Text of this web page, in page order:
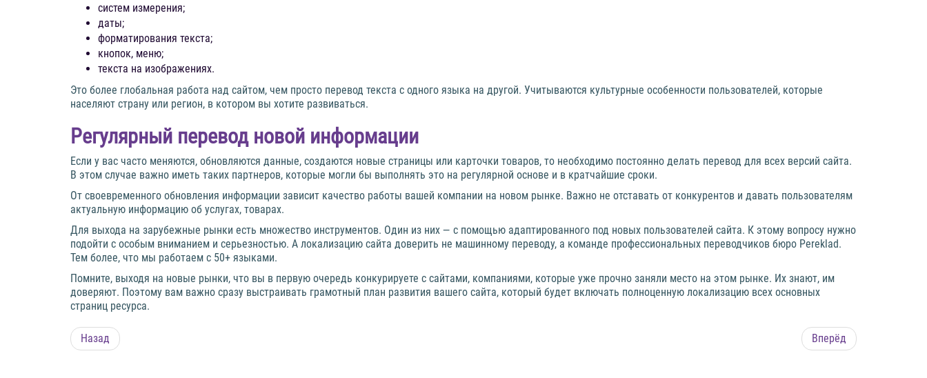
систем измерения;
даты;
форматирования текста;
кнопок, меню;
текста на изображениях.
Это более глобальная работа над сайтом, чем просто перевод текста с одного языка на другой. Учитываются культурные особенности пользователей, которые
населяют страну или регион, в котором вы хотите развиваться.
Регулярный перевод новой информации
Если у вас часто меняются, обновляются данные, создаются новые страницы или карточки товаров, то необходимо постоянно делать перевод для всех версий сайта.
В этом случае важно иметь таких партнеров, которые могли бы выполнять это на регулярной основе и в кратчайшие сроки.
От своевременного обновления информации зависит качество работы вашей компании на новом рынке. Важно не отставать от конкурентов и давать пользователям
актуальную информацию об услугах, товарах.
Для выхода на зарубежные рынки есть множество инструментов. Один из них — с помощью адаптированного под новых пользователей сайта. К этому вопросу нужно
подойти с особым вниманием и серьезностью. А локализацию сайта доверить не машинному переводу, а команде профессиональных переводчиков бюро Pereklad.
Тем более, что мы работаем с 50+ языками.
Помните, выходя на новые рынки, что вы в первую очередь конкурируете с сайтами, компаниями, которые уже прочно заняли место на этом рынке. Их знают, им
доверяют. Поэтому вам важно сразу выстраивать грамотный план развития вашего сайта, который будет включать полноценную локализацию всех основных
страниц ресурса.
Назад Вперёд